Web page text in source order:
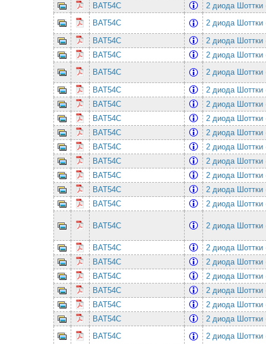
BAT54C
2 диода
BAT54C
2 диода
BAT54C
2 диода
BAT54C
2 диода
BAT54C
2 диода
BAT54C
2 диода
BAT54C
2 диода
BAT54C
2 диода
BAT54C
2 диода
BAT54C
2 диода
BAT54C
2 диода
BAT54C
2 диода
BAT54C
2 диода
BAT54C
2 диода
BAT54C 2 диода
BAT54C
2 диода
BAT54C
2 диода
BAT54C
2 диода
BAT54C
2 диода
BAT54C
2 диода
BAT54C
2 диода
BAT54C
2 диода